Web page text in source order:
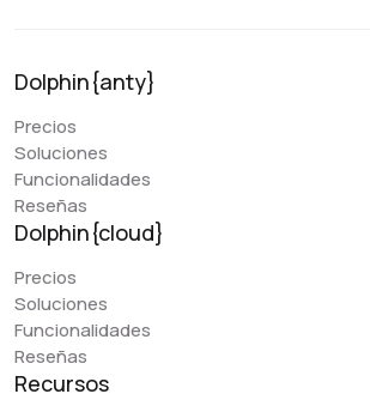
Dolphin{anty}
Precios
Soluciones
Funcionalidades
Reseñas
Dolphin{cloud}
Precios
Soluciones
Funcionalidades
Reseñas
Recursos